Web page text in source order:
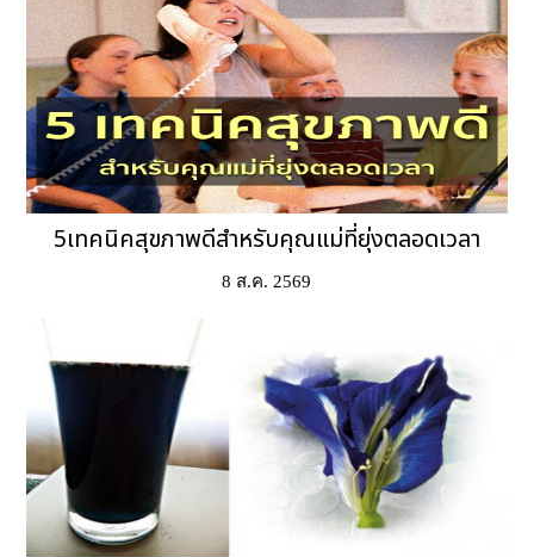
5เทคนิคสุขภาพดีสำหรับคุณแม่ที่ยุ่งตลอดเวลา
8 ส.ค. 2569